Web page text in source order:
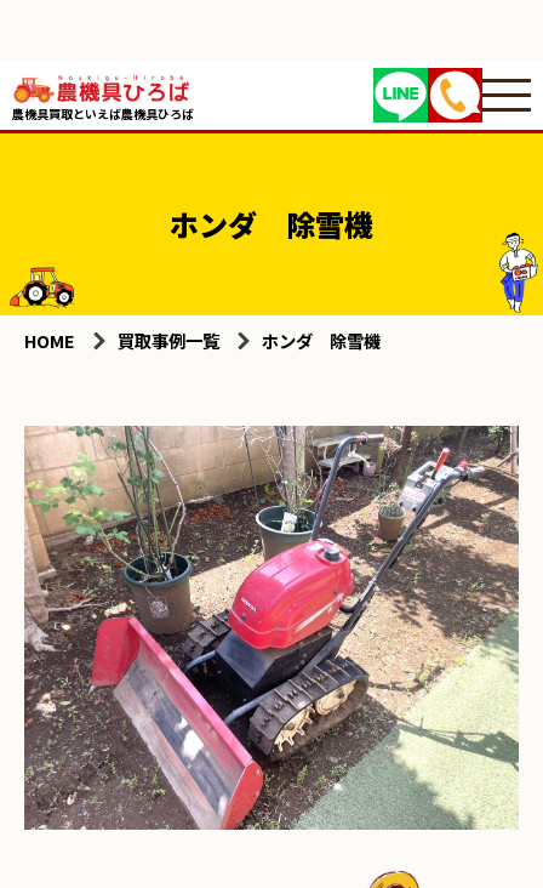
農機具買取といえば農機具ひろば
ホンダ 除雪機
HOME 買取事例一覧 ホンダ 除雪機